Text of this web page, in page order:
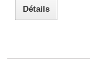
Détails